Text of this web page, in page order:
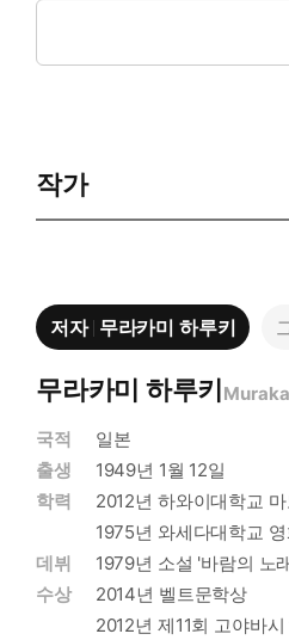
안자이 미즈마루는 경쾌하고
보였다. 그중 「오후의 마지막
큰롤을 들으며 운전을 했다. 크
그후 긴 시간을 지나 안자이 미
하는 한 남자의 이야기와 그 계
여름이었다. 그것도 흠뻑 반해버
발바닥에 느껴지는 시원한 초록
19살의 ‘나’는 여자친구와 여
기로 한다. 다만 한 번만 더 일
기계보다 수작업을 선호하는 나
풍기는 집주인도 신경쓰인다.
아무튼 나는 계속 잔디를 깎았
이다. 마치 두툼한 구름이 싸악
작가
저자 무라카미 하루키
무라카미 하루키
국적
일본
출생
1949년 1월 12일
학력
2012년 하와이대학교
1975년 와세다대학교
데뷔
1979년 소설 '바람의 노
수상
2014년 벨트문학상
2012년 제11회 고야바